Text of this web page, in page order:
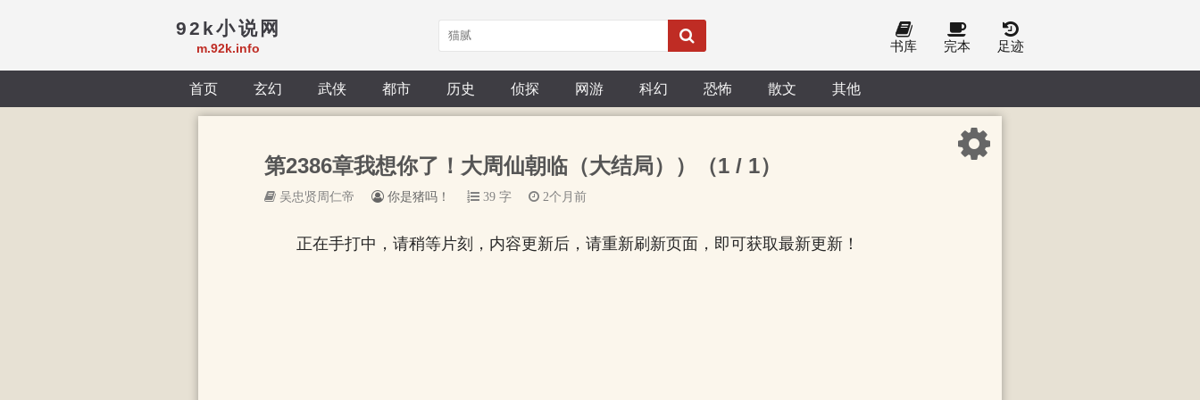
92k小说网
m.92k.info 书库 完本 足迹
首页 玄幻 武侠 都市 历史 侦探 网游 科幻 恐怖 散文 其他
第2386章我想你了！大周仙朝临（大结局））（1 / 1）
吴忠贤周仁帝 你是猪吗！ 39 字 2个月前
正在手打中，请稍等片刻，内容更新后，请重新刷新页面，即可获取最新更新！